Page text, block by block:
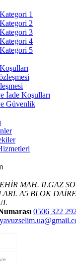
1
2
3
4
5
İade Koşulları
Güvenlik
MAH. ILGAZ
A5 BLOK
0506 322